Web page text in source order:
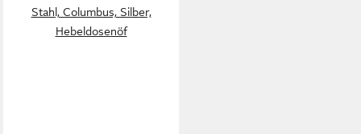
Stahl, Columbus, Silber,
Hebeldosenöf